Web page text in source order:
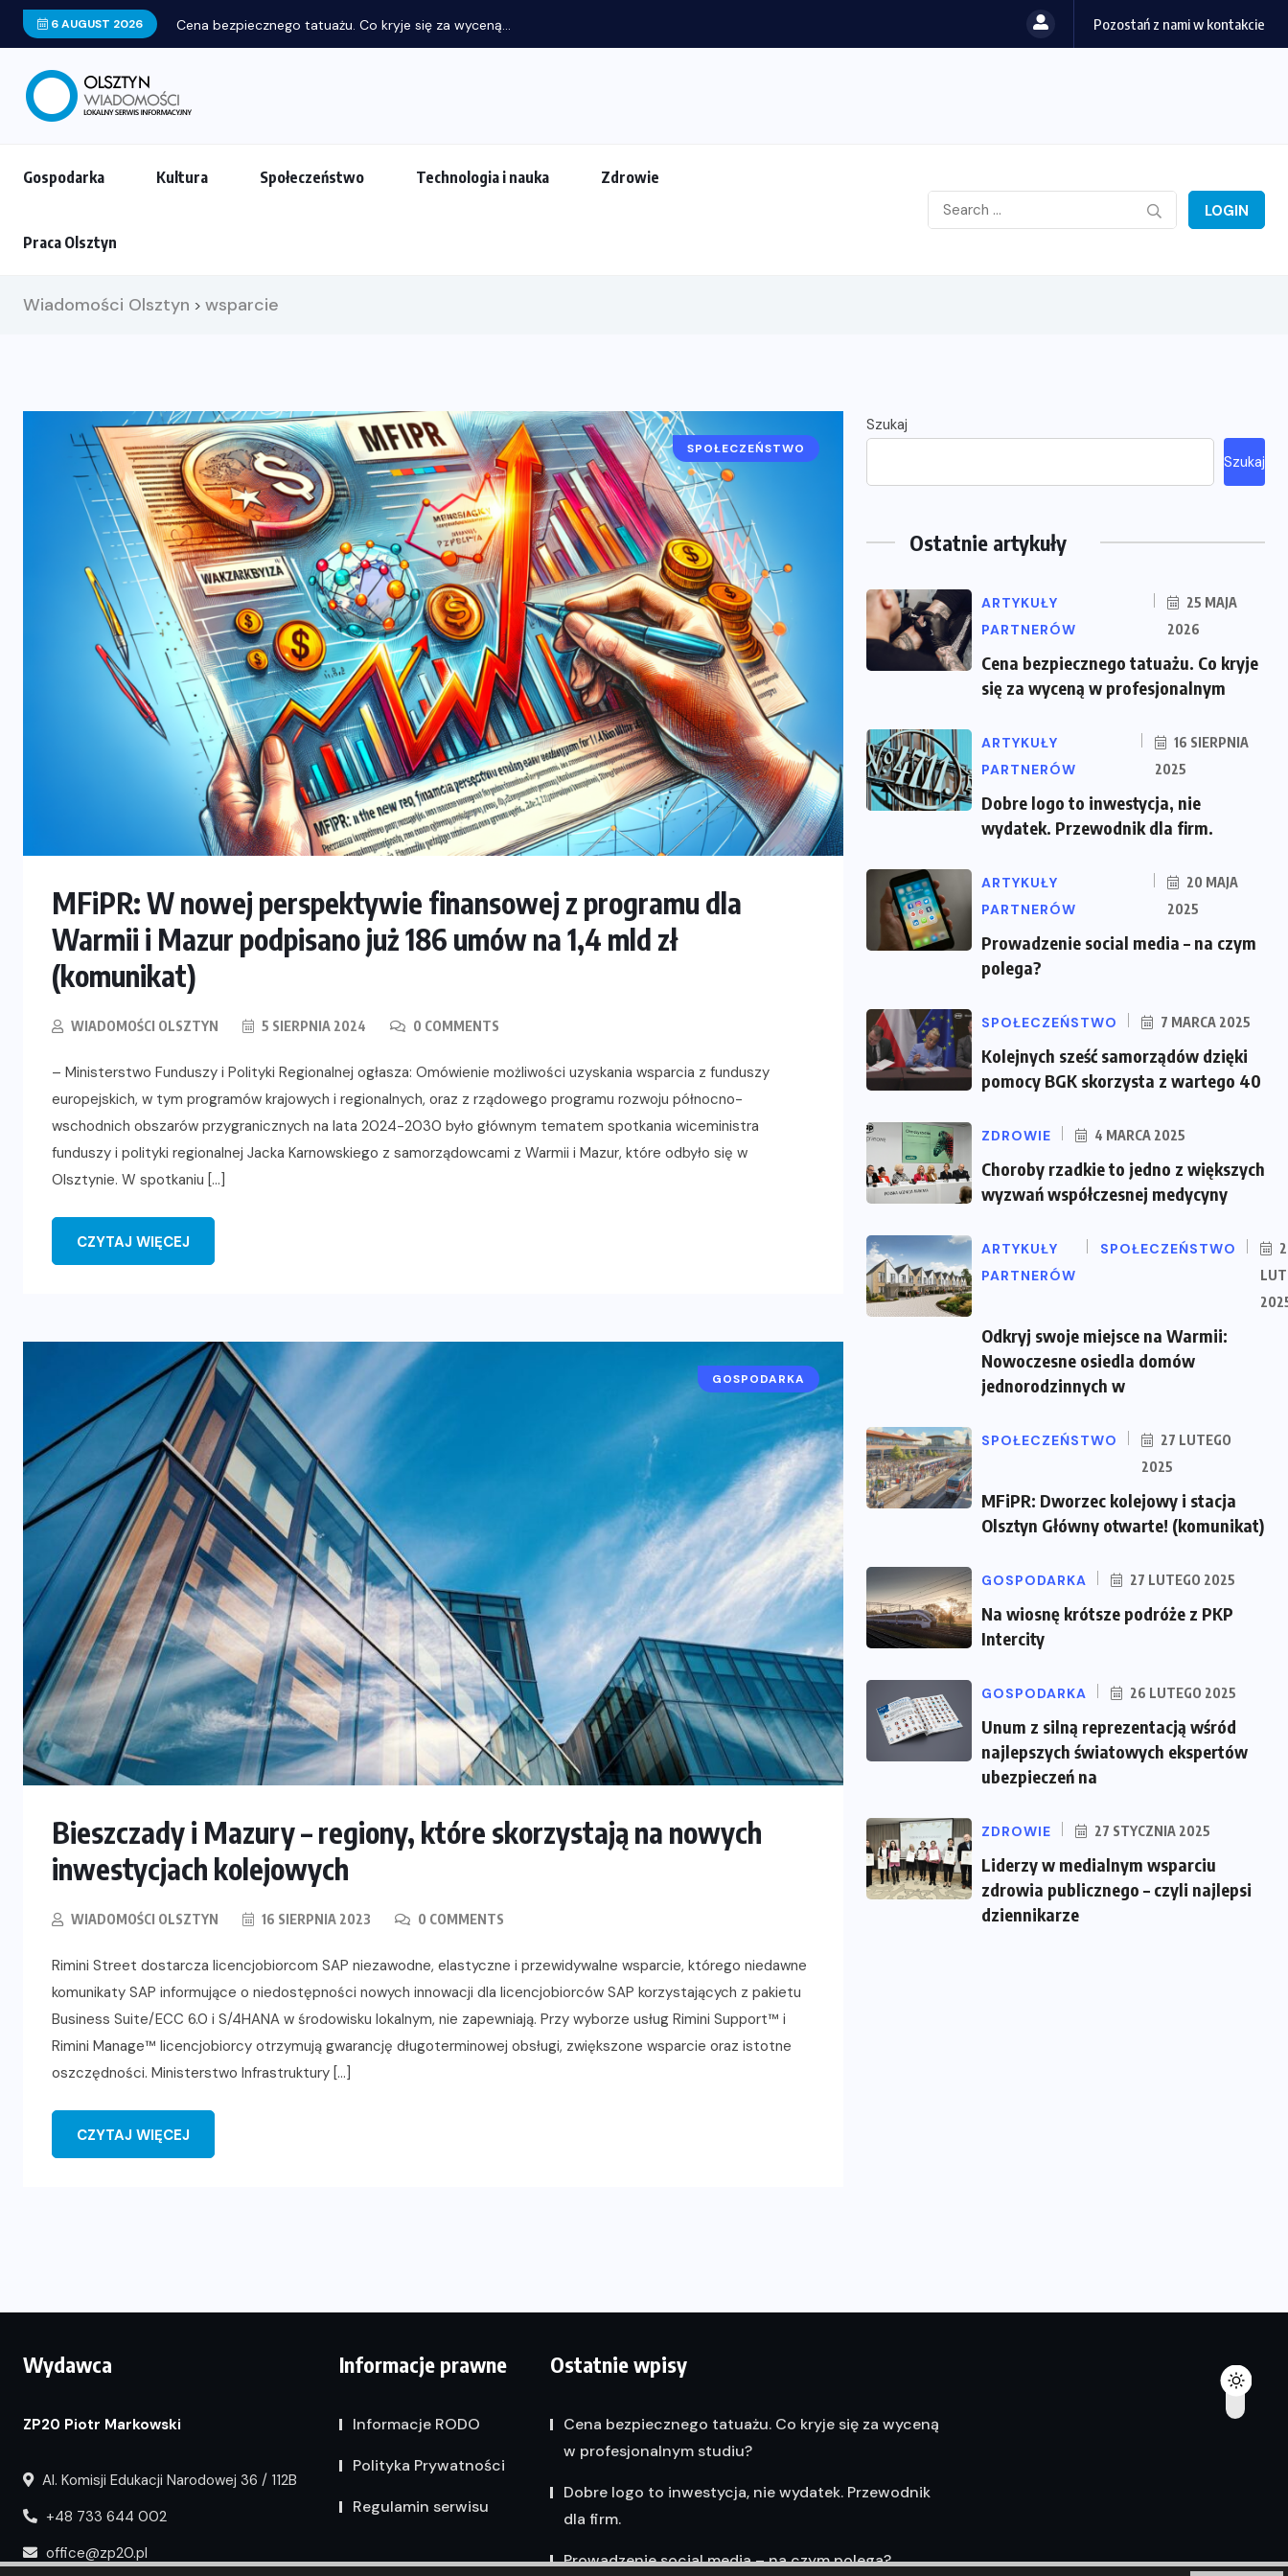
6 AUGUST 2026 Dobre logo to inwestycja, nie wydatek. Przewodnik dla...Pozostań z nami w kontakcie
Gospodarka Kultura Społeczeństwo Technologia i nauka Zdrowie
Praca Olsztyn
LOGIN
Wiadomości Olsztyn > wsparcie
SPOŁECZEŃSTWO
MFiPR: W nowej perspektywie finansowej z programu dla
Warmii i Mazur podpisano już 186 umów na 1,4 mld zł
(komunikat)
WIADOMOŚCI OLSZTYN 5 SIERPNIA 2024 0 COMMENTS
– Ministerstwo Funduszy i Polityki Regionalnej ogłasza: Omówienie możliwości uzyskania wsparcia z funduszy
europejskich, w tym programów krajowych i regionalnych, oraz z rządowego programu rozwoju północno-
wschodnich obszarów przygranicznych na lata 2024-2030 było głównym tematem spotkania wiceministra
funduszy i polityki regionalnej Jacka Karnowskiego z samorządowcami z Warmii i Mazur, które odbyło się w
Olsztynie. W spotkaniu […]
CZYTAJ WIĘCEJ
GOSPODARKA
Bieszczady i Mazury – regiony, które skorzystają na nowych
inwestycjach kolejowych
WIADOMOŚCI OLSZTYN 16 SIERPNIA 2023 0 COMMENTS
Rimini Street dostarcza licencjobiorcom SAP niezawodne, elastyczne i przewidywalne wsparcie, którego niedawne
komunikaty SAP informujące o niedostępności nowych innowacji dla licencjobiorców SAP korzystających z pakietu
Business Suite/ECC 6.0 i S/4HANA w środowisku lokalnym, nie zapewniają. Przy wyborze usług Rimini Support™ i
Rimini Manage™ licencjobiorcy otrzymują gwarancję długoterminowej obsługi, zwiększone wsparcie oraz istotne
oszczędności. Ministerstwo Infrastruktury […]
CZYTAJ WIĘCEJ
Szukaj
Szukaj
Ostatnie artykuły
ARTYKUŁY
PARTNERÓW
25 MAJA
2026
Cena bezpiecznego tatuażu. Co kryje
się za wyceną w profesjonalnym
ARTYKUŁY
PARTNERÓW
16 SIERPNIA
2025
Dobre logo to inwestycja, nie
wydatek. Przewodnik dla firm.
ARTYKUŁY
PARTNERÓW
20 MAJA
2025
Prowadzenie social media – na czym
polega?
SPOŁECZEŃSTWO 7 MARCA 2025
Kolejnych sześć samorządów dzięki
pomocy BGK skorzysta z wartego 40
ZDROWIE 4 MARCA 2025
Choroby rzadkie to jedno z większych
wyzwań współczesnej medycyny
ARTYKUŁY
PARTNERÓW
SPOŁECZEŃSTWO
Odkryj swoje miejsce na Warmii:
Nowoczesne osiedla domów
jednorodzinnych w
SPOŁECZEŃSTWO
27 LUTEGO
2025
MFiPR: Dworzec kolejowy i stacja
Olsztyn Główny otwarte! (komunikat)
GOSPODARKA 27 LUTEGO 2025
Na wiosnę krótsze podróże z PKP
Intercity
GOSPODARKA 26 LUTEGO 2025
Unum z silną reprezentacją wśród
najlepszych światowych ekspertów
ubezpieczeń na
ZDROWIE 27 STYCZNIA 2025
Liderzy w medialnym wsparciu
zdrowia publicznego – czyli najlepsi
dziennikarze
Wydawca
ZP20 Piotr Markowski
Al. Komisji Edukacji Narodowej 36 / 112B
+48 733 644 002
office@zp20.pl
Informacje prawne
Informacje RODO
Polityka Prywatności
Regulamin serwisu
Ostatnie wpisy
Cena bezpiecznego tatuażu. Co kryje się za wyceną
w profesjonalnym studiu?
Dobre logo to inwestycja, nie wydatek. Przewodnik
dla firm.
Prowadzenie social media – na czym polega?